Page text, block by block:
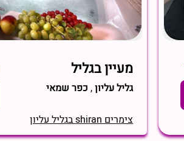
מעיין בגליל
גליל עליון, כפר שמאי
צימרים shiran בגליל עליון